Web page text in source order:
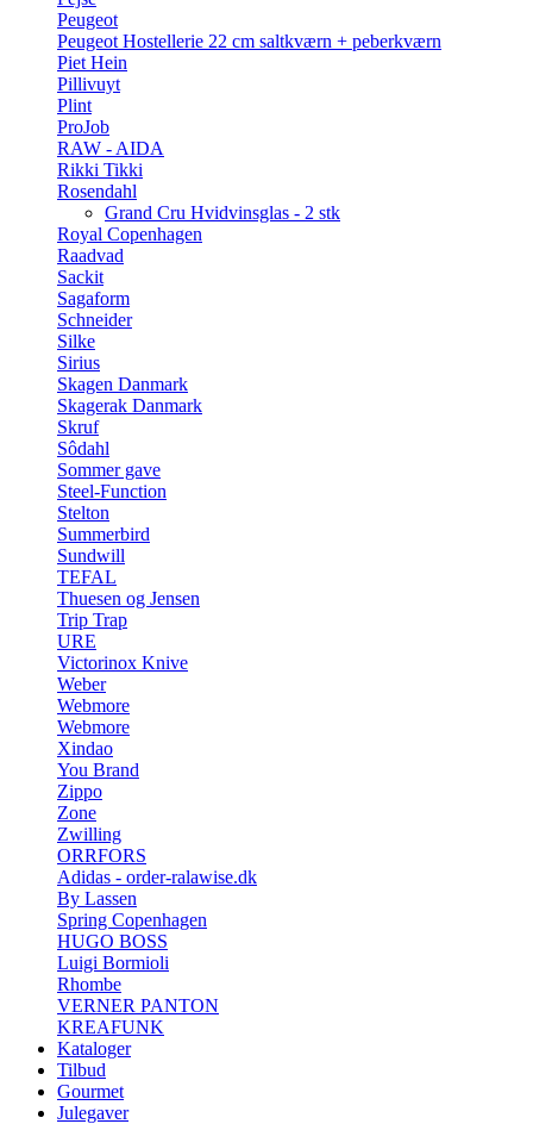
Peugeot
Peugeot Hostellerie 22 cm saltkværn + peberkværn
Piet Hein
Pillivuyt
Plint
ProJob
RAW - AIDA
Rikki Tikki
Rosendahl
Grand Cru Hvidvinsglas - 2 stk
Royal Copenhagen
Raadvad
Sackit
Sagaform
Schneider
Silke
Sirius
Skagen Danmark
Skagerak Danmark
Skruf
Sôdahl
Sommer gave
Steel-Function
Stelton
Summerbird
Sundwill
TEFAL
Thuesen og Jensen
Trip Trap
URE
Victorinox Knive
Weber
Webmore
Webmore
Xindao
You Brand
Zippo
Zone
Zwilling
ORRFORS
Adidas - order-ralawise.dk
By Lassen
Spring Copenhagen
HUGO BOSS
Luigi Bormioli
Rhombe
VERNER PANTON
KREAFUNK
Kataloger
Tilbud
Gourmet
Julegaver